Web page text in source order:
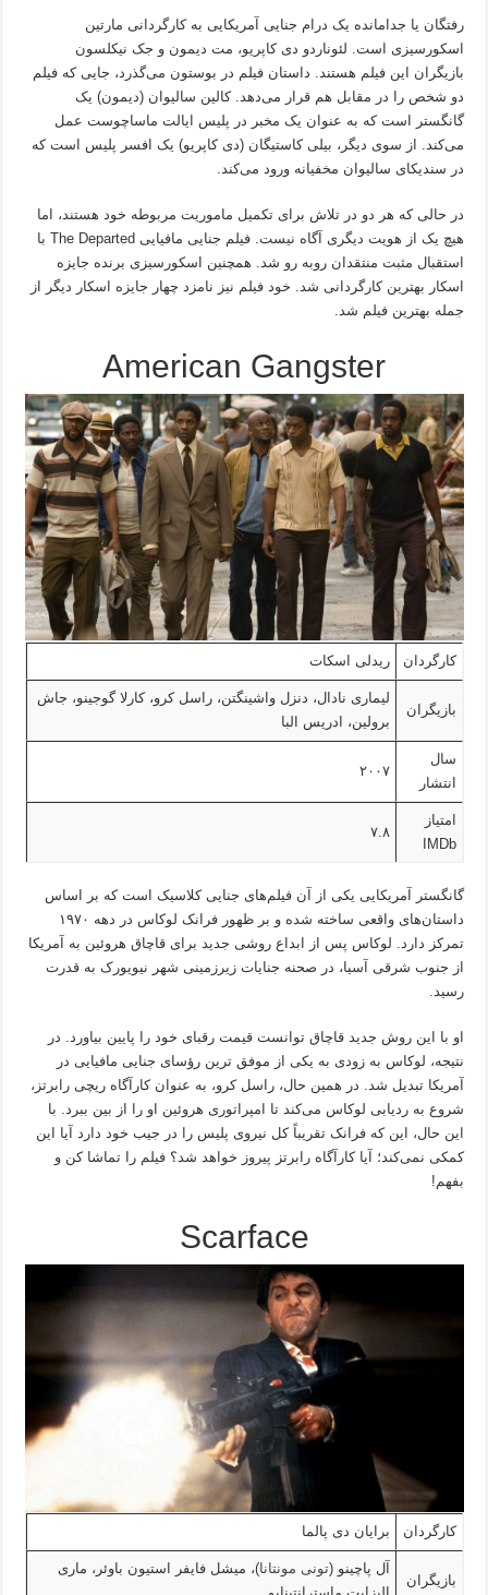
رفتگان یا جدامانده یک درام جنایی آمریکایی به کارگردانی مارتین
اسکورسیزی است. لئوناردو دی کاپریو، مت دیمون و جک نیکلسون
بازیگران این فیلم هستند. داستان فیلم در بوستون می‌گذرد، جایی که فیلم
دو شخص را در مقابل هم قرار می‌دهد. کالین سالیوان (دیمون) یک
گانگستر است که به عنوان یک مخبر در پلیس ایالت ماساچوست عمل
می‌کند. از سوی دیگر، بیلی کاستیگان (دی کاپریو) یک افسر پلیس است که
در سندیکای سالیوان مخفیانه ورود می‌کند.
در حالی که هر دو در تلاش برای تکمیل ماموریت مربوطه خود هستند، اما
هیچ یک از هویت دیگری آگاه نیست. فیلم جنایی مافیایی The Departed با
استقبال مثبت منتقدان روبه رو شد. همچنین اسکورسیزی برنده جایزه
اسکار بهترین کارگردانی شد. خود فیلم نیز نامزد چهار جایزه اسکار دیگر از
جمله بهترین فیلم شد.
American Gangster
کارگردان ریدلی اسکات
بازیگران
لیماری نادال، دنزل واشینگتن، راسل کرو، کارلا گوجینو، جاش
برولین، ادریس البا
سال
انتشار
۲۰۰۷
امتیاز
IMDb
۷.۸
گانگستر آمریکایی یکی از آن فیلم‌های جنایی کلاسیک است که بر اساس
داستان‌های واقعی ساخته شده و بر ظهور فرانک لوکاس در دهه ۱۹۷۰
تمرکز دارد. لوکاس پس از ابداع روشی جدید برای قاچاق هروئین به آمریکا
از جنوب شرقی آسیا، در صحنه جنایات زیرزمینی شهر نیویورک به قدرت
رسید.
او با این روش جدید قاچاق توانست قیمت رقبای خود را پایین بیاورد. در
نتیجه، لوکاس به زودی به یکی از موفق ترین رؤسای جنایی مافیایی در
آمریکا تبدیل شد. در همین حال، راسل کرو، به عنوان کارآگاه ریچی رابرتز،
شروع به ردیابی لوکاس می‌کند تا امپراتوری هروئین او را از بین ببرد. با
این حال، این که فرانک تقریباً کل نیروی پلیس را در جیب خود دارد آیا این
کمکی نمی‌کند؛ آیا کارآگاه رابرتز پیروز خواهد شد؟ فیلم را تماشا کن و
بفهم!
Scarface
کارگردان برایان دی پالما
بازیگران
آل پاچینو (تونی مونتانا)، میشل فایفر استیون باوئر، ماری